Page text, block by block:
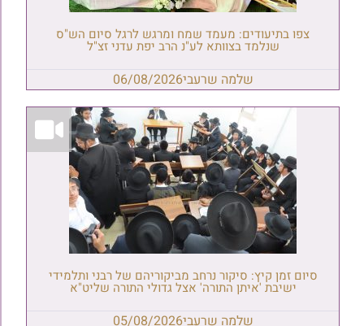
צפו בתיעודים: מעמד שמח ומרגש לרגל סיום הש"ס
שנלמד בצוותא לע"נ הרב יפת עדני זצ"ל
שלמה שרעבי06/08/2026
סיום זמן קיץ: סיקור נרחב מביקוריהם של רבני ותלמידי
ישיבת 'איתן התורה' אצל גדולי התורה שליט"א
שלמה שרעבי05/08/2026